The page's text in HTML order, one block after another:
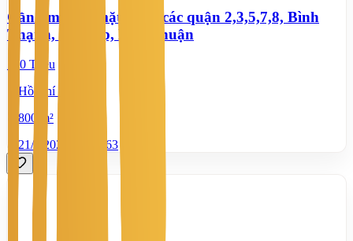
Cần tìm thuê mặt bằng các quận 2,3,5,7,8, Bình
Thạnh, Gò Vấp, Phú Nhuận
100 Triệu
Hồ Chí Minh
800 m²
21/7/2026
863